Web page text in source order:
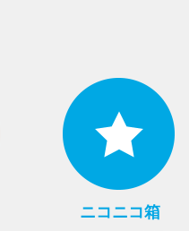
ニコニコ箱